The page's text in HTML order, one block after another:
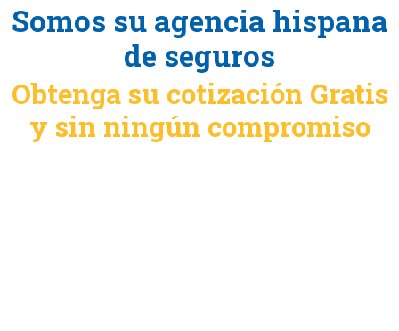
Somos su agencia hispana
de seguros
Obtenga su cotización Gratis
y sin ningún compromiso